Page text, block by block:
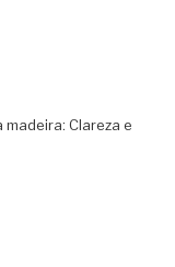
Clareza e